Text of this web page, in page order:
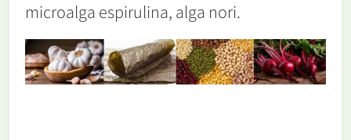
microalga espirulina, alga nori.